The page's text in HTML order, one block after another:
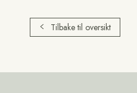
Tilbake til oversikt